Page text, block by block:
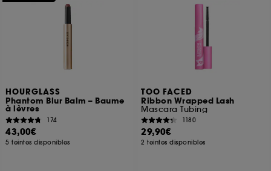
HOURGLASS
Phantom Blur Balm – Baume
à lèvres
174
43,00€
5 teintes disponibles
TOO FACED
Ribbon Wrapped Lash
Mascara Tubing
1180
29,90€
2 teintes disponibles